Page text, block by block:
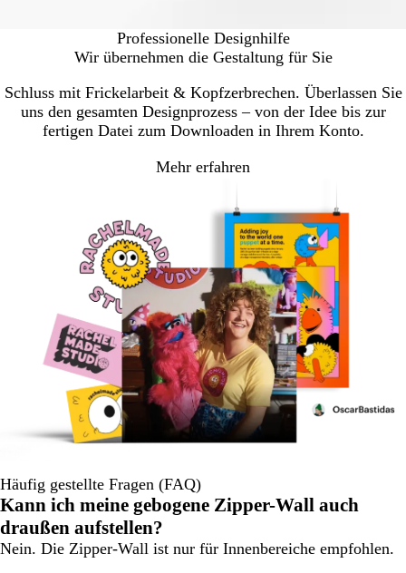
Professionelle Designhilfe
Wir übernehmen die Gestaltung für Sie
Schluss mit Frickelarbeit & Kopfzerbrechen. Überlassen Sie
uns den gesamten Designprozess – von der Idee bis zur
fertigen Datei zum Downloaden in Ihrem Konto.
Mehr erfahren
Häufig gestellte Fragen (FAQ)
Kann ich meine gebogene Zipper-Wall auch
draußen aufstellen?
Nein. Die Zipper-Wall ist nur für Innenbereiche empfohlen.